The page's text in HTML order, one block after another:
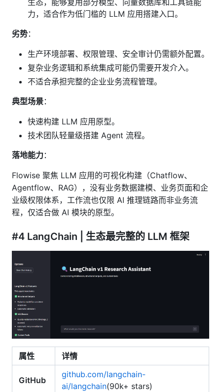
力，适合作为低门槛的 LLM 应用搭建入口。
劣势：
生产环境部署、权限管理、安全审计仍需额外配置。
复杂业务逻辑和系统集成可能仍需要开发介入。
不适合承担完整的企业业务流程管理。
典型场景：
快速构建 LLM 应用原型。
技术团队轻量级搭建 Agent 流程。
落地能力：
Flowise 聚焦 LLM 应用的可视化构建（Chatflow、
Agentflow、RAG），没有业务数据建模、业务页面和企
业级权限体系，工作流也仅限 AI 推理链路而非业务流
程，仅适合做 AI 模块的原型。
#4 LangChain | 生态最完整的 LLM 框架
属性 详情
GitHub
github.com/langchain-
ai/langchain(90k+ stars)